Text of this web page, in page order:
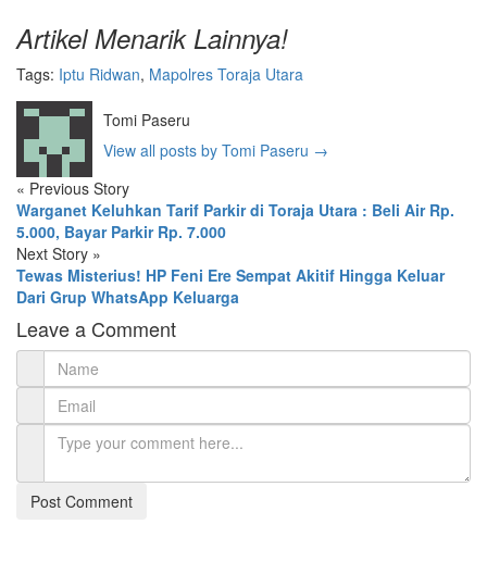
Artikel Menarik Lainnya!
Tags: Iptu Ridwan, Mapolres Toraja Utara
Tomi Paseru
View all posts by Tomi Paseru →
« Previous Story
Warganet Keluhkan Tarif Parkir di Toraja Utara : Beli Air Rp.
5.000, Bayar Parkir Rp. 7.000
Next Story »
Tewas Misterius! HP Feni Ere Sempat Akitif Hingga Keluar
Dari Grup WhatsApp Keluarga
Leave a Comment